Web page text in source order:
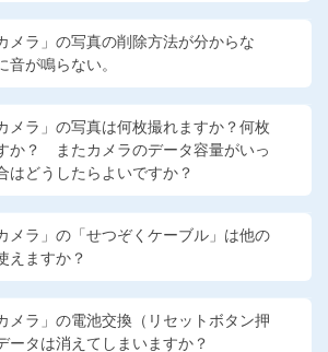
講座
講座 中高一貫
講座
メラ」の写真の削除方法が分からな
音が鳴らない。
メラ」の写真は何枚撮れますか？何枚
か？ またカメラのデータ容量がいっ
はどうしたらよいですか？
メラ」の「せつぞくケーブル」は他の
えますか？
メラ」の電池交換（リセットボタン押
ータは消えてしまいますか？